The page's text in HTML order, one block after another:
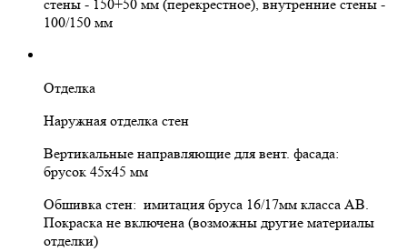
стены - 150+50 мм (перекрестное), внутренние стены -
100/150 мм
Отделка
Наружная отделка стен
Вертикальные направляющие для вент. фасада:
брусок 45х45 мм
Обшивка стен: имитация бруса 16/17мм класса АВ.
Покраска не включена (возможны другие материалы
отделки)